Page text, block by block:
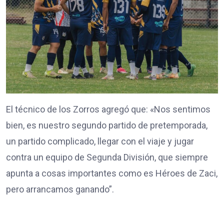
El técnico de los Zorros agregó que: «Nos sentimos
bien, es nuestro segundo partido de pretemporada,
un partido complicado, llegar con el viaje y jugar
contra un equipo de Segunda División, que siempre
apunta a cosas importantes como es Héroes de Zaci,
pero arrancamos ganando”.